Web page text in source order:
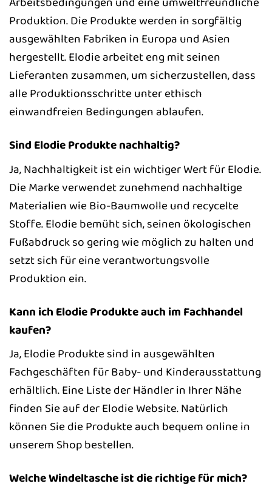
Produktion. Die Produkte werden in sorgfältig
ausgewählten Fabriken in Europa und Asien
hergestellt. Elodie arbeitet eng mit seinen
Lieferanten zusammen, um sicherzustellen, dass
alle Produktionsschritte unter ethisch
einwandfreien Bedingungen ablaufen.
Sind Elodie Produkte nachhaltig?
Ja, Nachhaltigkeit ist ein wichtiger Wert für Elodie.
Die Marke verwendet zunehmend nachhaltige
Materialien wie Bio-Baumwolle und recycelte
Stoffe. Elodie bemüht sich, seinen ökologischen
Fußabdruck so gering wie möglich zu halten und
setzt sich für eine verantwortungsvolle
Produktion ein.
Kann ich Elodie Produkte auch im Fachhandel
kaufen?
Ja, Elodie Produkte sind in ausgewählten
Fachgeschäften für Baby- und Kinderausstattung
erhältlich. Eine Liste der Händler in Ihrer Nähe
finden Sie auf der Elodie Website. Natürlich
können Sie die Produkte auch bequem online in
unserem Shop bestellen.
Welche Windeltasche ist die richtige für mich?